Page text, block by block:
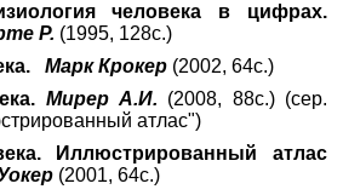
человека в цифрах.
Р. (1995, 128с.)
Марк Крокер (2002, 64с.)
Мирер А.И. (2008, 88с.) (сер.
атлас")
Иллюстрированный атлас
(2001, 64с.)